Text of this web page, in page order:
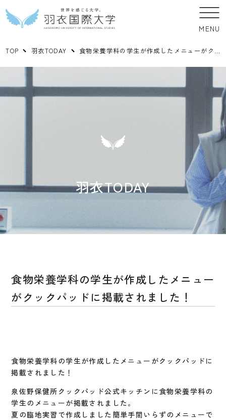
MENU
TOP 羽衣TODAY 食物栄養学科の学生が作成したメニューがクックパッドに掲載されました！
羽衣TODAY
食物栄養学科の学生が作成したメニュー
がクックパッドに掲載されました！
食物栄養学科の学生が作成したメニューがクックパッドに
掲載されました！
泉佐野保健所クックパッド公式キッチンに食物栄養学科の
学生のメニューが掲載されました。
夏の臨地実習で作成しました簡単手間いらずのメニューで